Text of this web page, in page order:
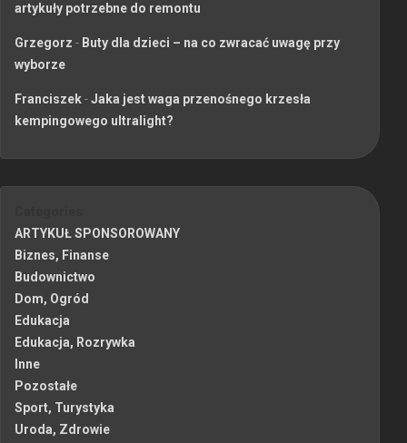
artykuły potrzebne do remontu
Grzegorz - Buty dla dzieci – na co zwracać uwagę przy
wyborze
Franciszek-Jaka jest waga przenośnego krzesła
kempingowego ultralight?
ARTYKUŁ SPONSOROWANY
Biznes, Finanse
Budownictwo
Dom, Ogród
Edukacja
Edukacja, Rozrywka
Inne
Pozostałe
Sport, Turystyka
Uroda, Zdrowie